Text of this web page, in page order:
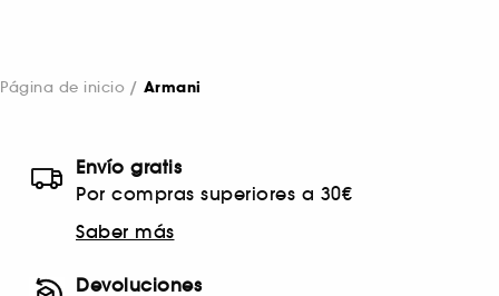
Página de inicio Armani
Envío gratis
Por compras superiores a 30€
Saber más
Devoluciones